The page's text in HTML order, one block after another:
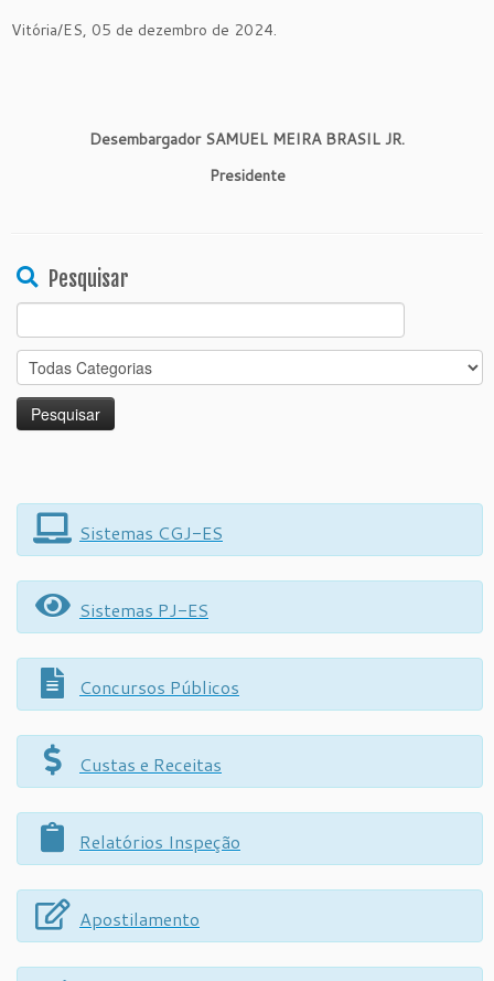
Vitória/ES, 05 de dezembro de 2024.
Desembargador SAMUEL MEIRA BRASIL JR.
Presidente
Pesquisar
Search
for:
Sistemas CGJ-ES
Sistemas PJ-ES
Concursos Públicos
Custas e Receitas
Relatórios Inspeção
Apostilamento